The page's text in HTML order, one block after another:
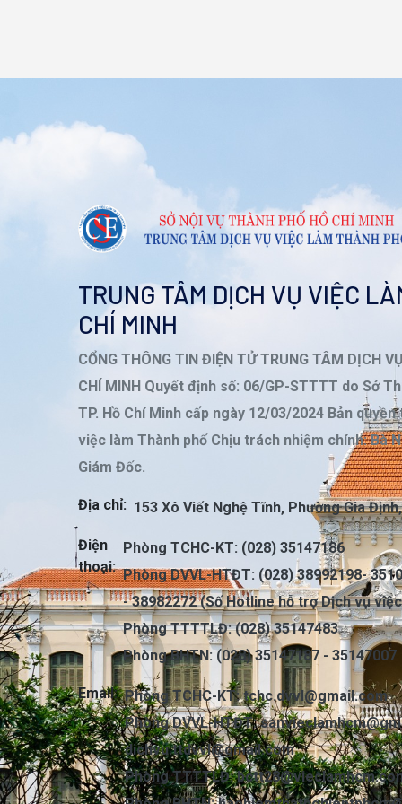
TRUNG TÂM DỊCH VỤ VIỆC
CHÍ MINH
CỔNG THÔNG TIN ĐIỆN TỬ TRUNG TÂM DỊCH
CHÍ MINH Quyết định số: 06/GP-STTTT do Sở
TP. Hồ Chí Minh cấp ngày 12/03/2024 Bản
việc làm Thành phố Chịu trách nhiệm chính: Bà
Giám Đốc.
Địa chỉ: 153 Xô Viết Nghệ Tĩnh, Phường Gia
Điện
thoại:
Phòng TCHC-KT: (028) 35147186
Phòng DVVL-HTĐT: (028) 38992198-
- 38982272 (Số Hotline hỗ trợ Dịch vụ
Phòng TTTTLĐ: (028) 35147483
Phòng BHTN: (028) 35147187 - 35147007
Email: Phòng TCHC-KT:tchc.dvvl@gmail.com
Phòng DVVL-HTĐT:
dichvu.ttdvvl@gmail.com
Phòng TTTTLĐ: